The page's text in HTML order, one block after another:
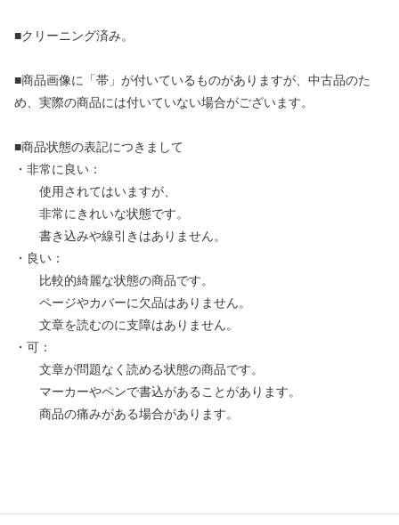
■クリーニング済み。
■商品画像に「帯」が付いているものがありますが、中古品のた
め、実際の商品には付いていない場合がございます。
■商品状態の表記につきまして
・非常に良い：
使用されてはいますが、
非常にきれいな状態です。
書き込みや線引きはありません。
・良い：
比較的綺麗な状態の商品です。
ページやカバーに欠品はありません。
文章を読むのに支障はありません。
・可：
文章が問題なく読める状態の商品です。
マーカーやペンで書込があることがあります。
商品の痛みがある場合があります。